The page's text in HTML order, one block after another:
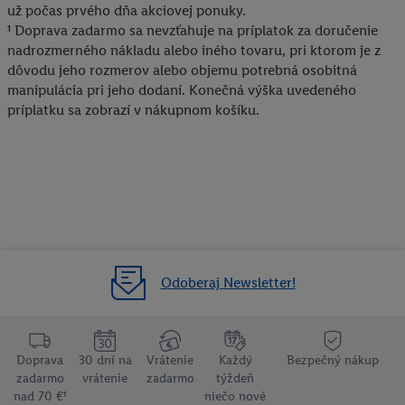
už počas prvého dňa akciovej ponuky.
¹ Doprava zadarmo sa nevzťahuje na príplatok za doručenie
nadrozmerného nákladu alebo iného tovaru, pri ktorom je z
dôvodu jeho rozmerov alebo objemu potrebná osobitná
manipulácia pri jeho dodaní. Konečná výška uvedeného
príplatku sa zobrazí v nákupnom košíku.
Odoberaj Newsletter!
Doprava
zadarmo
nad 70 €¹
30 dní na
vrátenie
Vrátenie
zadarmo
Každý
týždeň
niečo nové
Bezpečný nákup